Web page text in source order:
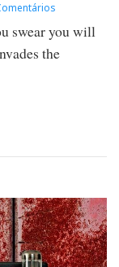
swear you will
the